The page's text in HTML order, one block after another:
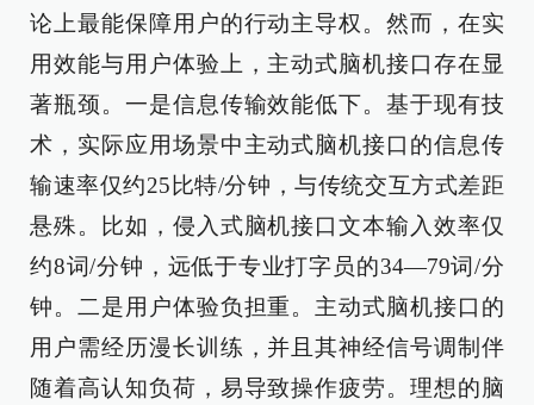
论上最能保障用户的行动主导权。然而，在实
用效能与用户体验上，主动式脑机接口存在显
著瓶颈。一是信息传输效能低下。基于现有技
术，实际应用场景中主动式脑机接口的信息传
输速率仅约25比特/分钟，与传统交互方式差距
悬殊。比如，侵入式脑机接口文本输入效率仅
约8词/分钟，远低于专业打字员的34—79词/分
钟。二是用户体验负担重。主动式脑机接口的
用户需经历漫长训练，并且其神经信号调制伴
随着高认知负荷，易导致操作疲劳。理想的脑